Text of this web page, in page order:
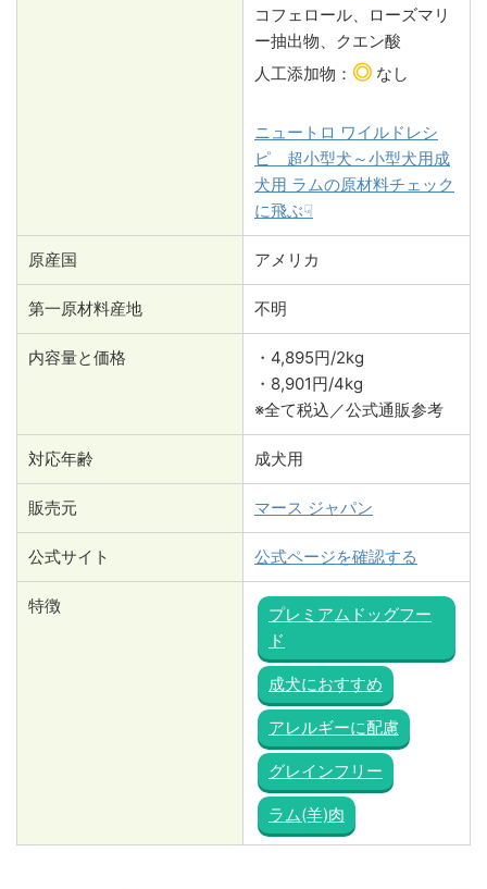
コフェロール、ローズマリ
ー抽出物、クエン酸
人工添加物： ◎ なし
ニュートロ ワイルドレシ
ピ 超小型犬～小型犬用成
犬用 ラムの原材料チェック
に飛ぶ☟
原産国 アメリカ
第一原材料産地 不明
内容量と価格
・4,895円/2kg
・8,901円/4kg
※全て税込／公式通販参考
対応年齢 成犬用
販売元 マース ジャパン
公式サイト 公式ページを確認する
特徴
プレミアムドッグフー
ド
成犬におすすめ
アレルギーに配慮
グレインフリー
ラム(羊)肉